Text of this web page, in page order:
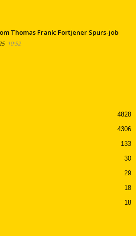
Thomas Frank: Fortjener Spurs-job
10:52
4828
4306
133
30
29
18
18